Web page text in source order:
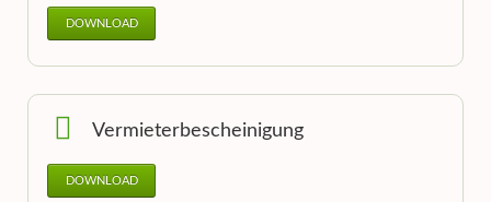
DOWNLOAD
Vermieterbescheinigung
DOWNLOAD